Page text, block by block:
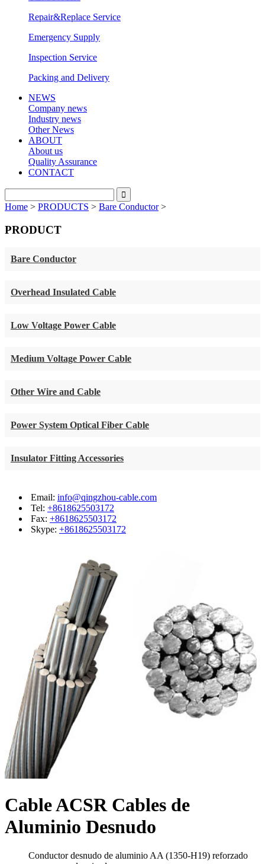
Repair&Replace Service
Emergency Supply
Inspection Service
Packing and Delivery
NEWS
Company news
Industry news
Other News
ABOUT
About us
Quality Assurance
CONTACT
Home > PRODUCTS > Bare Conductor>
PRODUCT
Bare Conductor
Overhead Insulated Cable
Low Voltage Power Cable
Medium Voltage Power Cable
Other Wire and Cable
Power System Optical Fiber Cable
Insulator Fitting Accessories
Email: info@qingzhou-cable.com
Tel: +8618625503172
Fax: +8618625503172
Skype: +8618625503172
Cable ACSR Cables de
Aluminio Desnudo
Conductor desnudo de aluminio AA (1350-H19) reforzado